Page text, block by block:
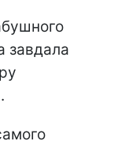
завдала